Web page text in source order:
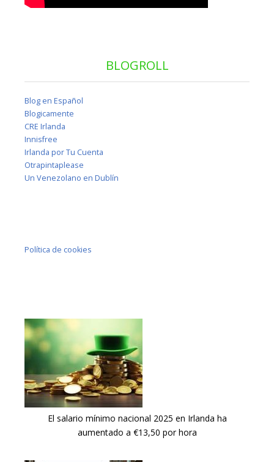
BLOGROLL
Blog en Español
Blogicamente
CRE Irlanda
Innisfree
Irlanda por Tu Cuenta
Otrapintaplease
Un Venezolano en Dublín
Política de cookies
El salario mínimo nacional 2025 en Irlanda ha
aumentado a €13,50 por hora